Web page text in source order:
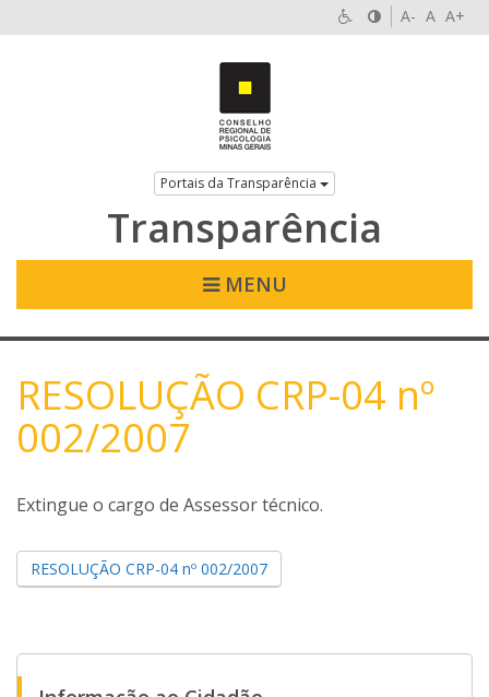
A- A A+
Portais da Transparência
Transparência
MENU
RESOLUÇÃO CRP-04 nº
002/2007
Extingue o cargo de Assessor técnico.
RESOLUÇÃO CRP-04 nº 002/2007